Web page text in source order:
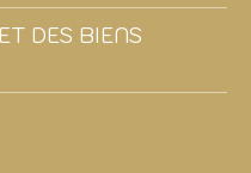
DES BIENS